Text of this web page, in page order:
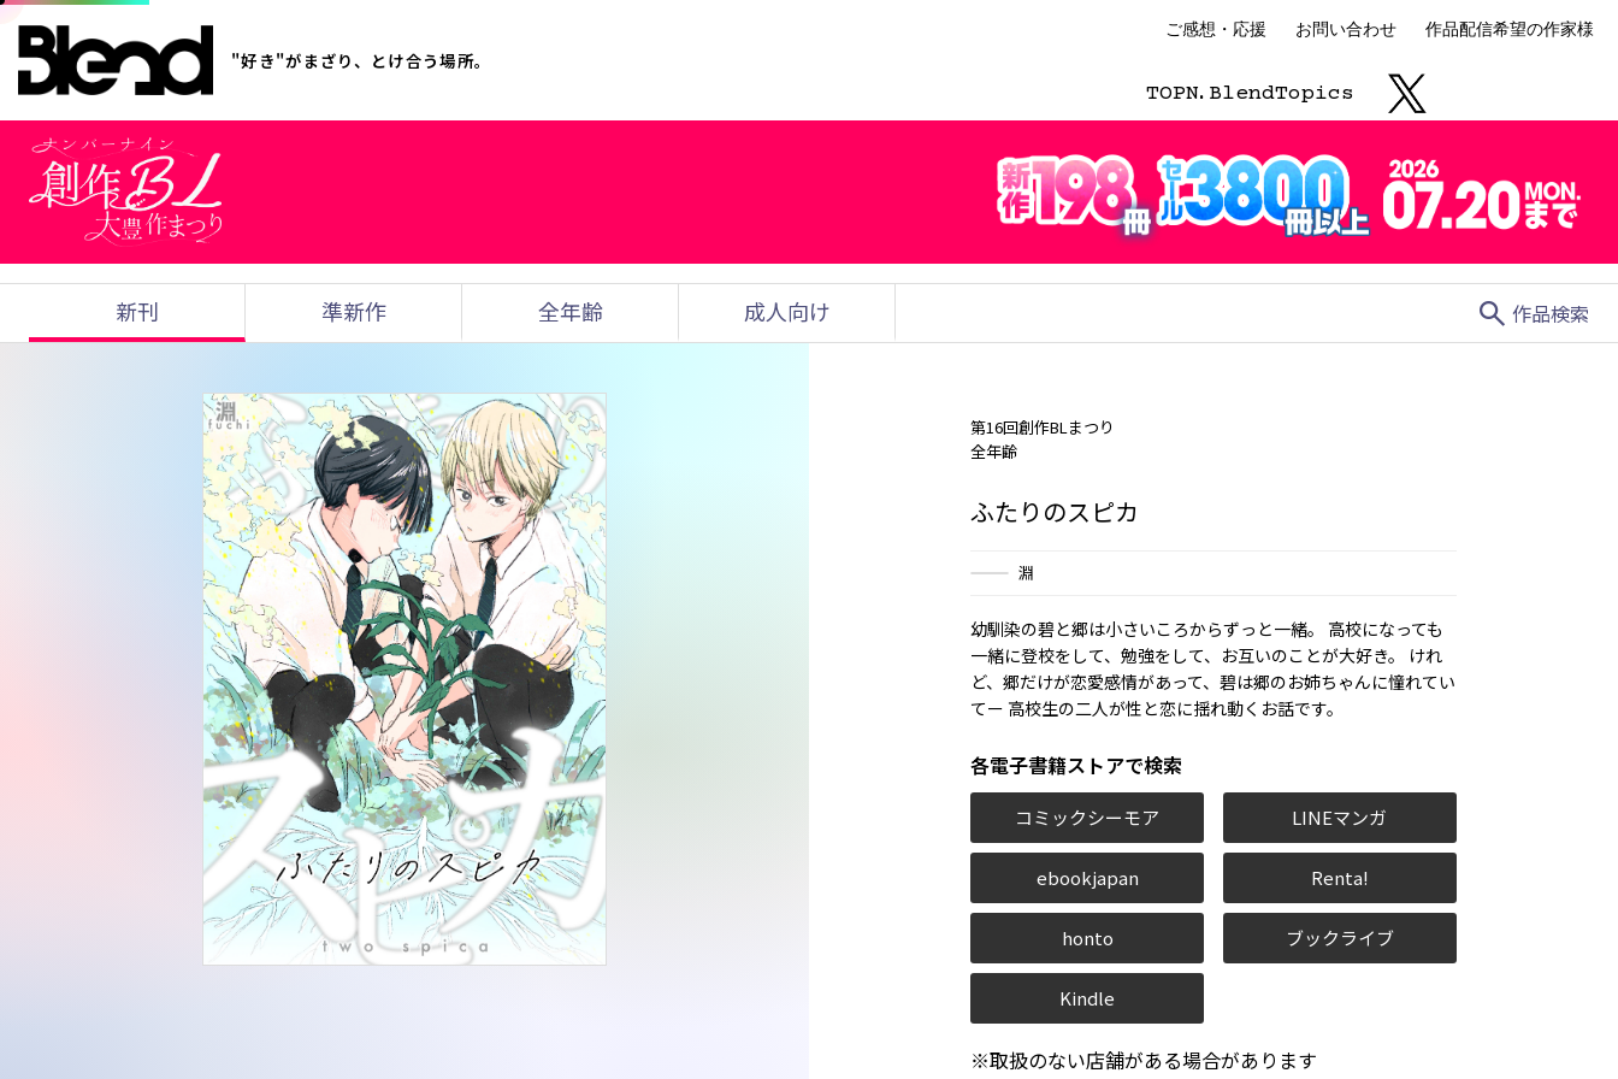
"好き"がまざり、とけ合う場所。
ご感想・応援 お問い合わせ 作品配信希望の作家様
TOPN. BlendTopics
新刊 準新作 全年齢 成人向け search 作品検索
第16回創作BLまつり
全年齢
ふたりのスピカ
淵
幼馴染の碧と郷は小さいころからずっと一緒。 高校になっても
一緒に登校をして、勉強をして、お互いのことが大好き。 けれ
ど、郷だけが恋愛感情があって、碧は郷のお姉ちゃんに憧れてい
てー 高校生の二人が性と恋に揺れ動くお話です。
各電子書籍ストアで検索
コミックシーモア LINEマンガ
ebookjapan Renta!
honto ブックライブ
Kindle
※取扱のない店舗がある場合があります